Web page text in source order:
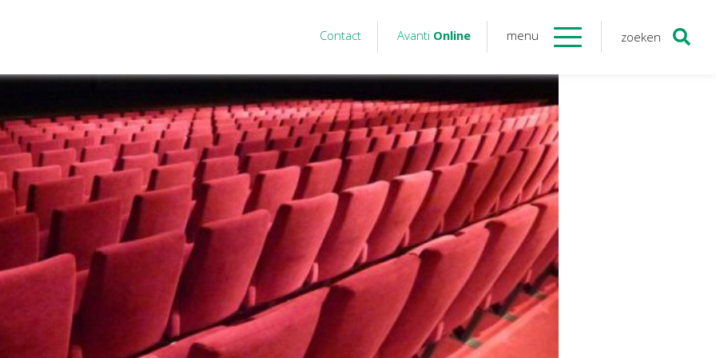
Contact Avanti Online menu zoeken
personeel
advies
Purmerend
Nieuws&informatie
Nieuwsbrief
Nieuwsoverzicht
Handige links
Downloads
Contact
AvantiOnline
Twinfield – Boekhouden
BaseCone – Facturen
Visionplanner – Rapportage
Klantenportaal – Online dossiers
Online Salaris – Salarissen
Nextens-Accorderen aangiften